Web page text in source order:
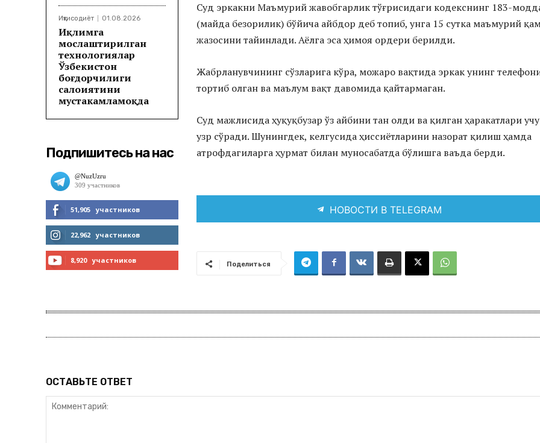
Иқтисодиёт 01.08.2026
Иқлимга
мослаштирилган
технологиялар
Ўзбекистон
боғдорчилиги
салоҳиятини
мустаҳкамламоқда
Подпишитесь на нас
51,905 участников
МНЕ НРАВИТСЯ
22,962 участников
8,920 участников
Суд эркакни Маъмурий жавобгарлик тўғрисидаги кодекснинг 183-
(майда безорилик) бўйича айбдор деб топиб, унга 15 сутка маъмурий
жазосини тайинлади. Аёлга эса ҳимоя ордери берилди.
Жабрланувчининг сўзларига кўра, можаро вақтида эркак унинг
тортиб олган ва маълум вақт давомида қайтармаган.
Суд мажлисида ҳуқуқбузар ўз айбини тан олди ва қилган ҳаракатлари
узр сўради. Шунингдек, келгусида ҳиссиётларини назорат қилиш ҳамда
атрофдагиларга ҳурмат билан муносабатда бўлишга ваъда берди.
НОВОСТИ В TELEGRAM
Поделиться
ОСТАВЬТЕ ОТВЕТ